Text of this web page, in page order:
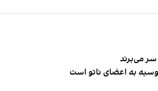
به اعضای ناتو‌ است